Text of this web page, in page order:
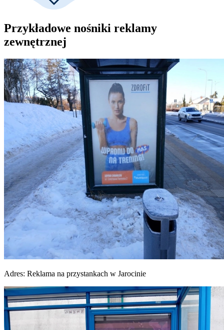
Przykładowe nośniki reklamy
zewnętrznej
Adres: Reklama na przystankach w Jarocinie